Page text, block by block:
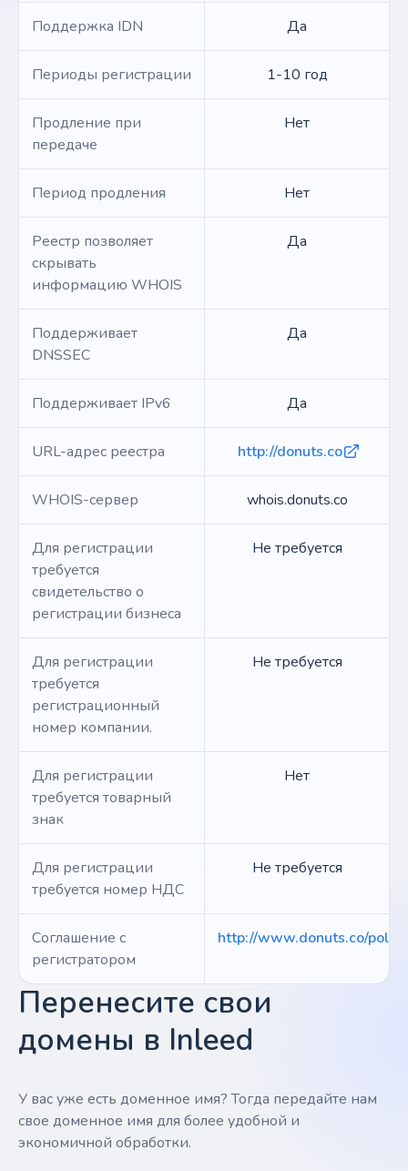
Поддержка IDN Да
Периоды регистрации 1-10 год
Продление при
передаче
Нет
Период продления Нет
Реестр позволяет
скрывать
информацию WHOIS
Да
Поддерживает
DNSSEC
Да
Поддерживает IPv6 Да
URL-адрес реестра http://donuts.co
WHOIS-сервер whois.donuts.co
Для регистрации
требуется
свидетельство о
регистрации бизнеса
Не требуется
Для регистрации
требуется
регистрационный
номер компании.
Не требуется
Для регистрации
требуется товарный
знак
Нет
Для регистрации
требуется номер НДС
Не требуется
Соглашение с
регистратором
http://www.donuts.co/
Перенесите свои
домены в Inleed
У вас уже есть доменное имя? Тогда передайте нам
свое доменное имя для более удобной и
экономичной обработки.